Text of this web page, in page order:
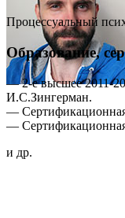
Процессуальный
Образование,
— 2-е высшее 2011-
И.С.Зингерман.
—
— Сертификационная
и др.